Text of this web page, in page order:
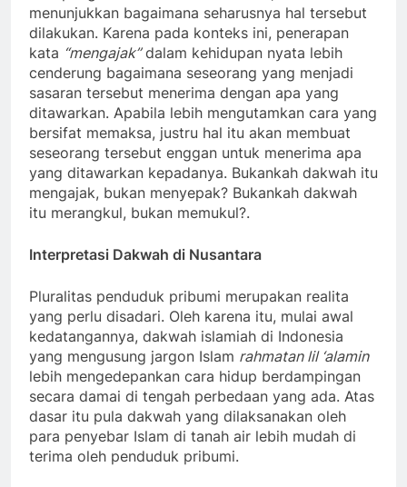
menunjukkan bagaimana seharusnya hal tersebut
dilakukan. Karena pada konteks ini, penerapan
kata “mengajak”dalam kehidupan nyata lebih
cenderung bagaimana seseorang yang menjadi
sasaran tersebut menerima dengan apa yang
ditawarkan. Apabila lebih mengutamkan cara yang
bersifat memaksa, justru hal itu akan membuat
seseorang tersebut enggan untuk menerima apa
yang ditawarkan kepadanya. Bukankah dakwah itu
mengajak, bukan menyepak? Bukankah dakwah
itu merangkul, bukan memukul?.
Interpretasi Dakwah di Nusantara
Pluralitas penduduk pribumi merupakan realita
yang perlu disadari. Oleh karena itu, mulai awal
kedatangannya, dakwah islamiah di Indonesia
yang mengusung jargon Islam rahmatan lil ‘alamin
lebih mengedepankan cara hidup berdampingan
secara damai di tengah perbedaan yang ada. Atas
dasar itu pula dakwah yang dilaksanakan oleh
para penyebar Islam di tanah air lebih mudah di
terima oleh penduduk pribumi.